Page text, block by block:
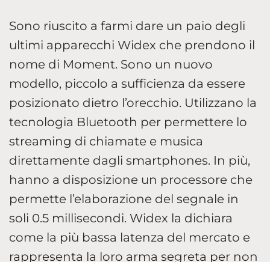
Sono riuscito a farmi dare un paio degli
ultimi apparecchi Widex che prendono il
nome di Moment. Sono un nuovo
modello, piccolo a sufficienza da essere
posizionato dietro l’orecchio. Utilizzano la
tecnologia Bluetooth per permettere lo
streaming di chiamate e musica
direttamente dagli smartphones. In più,
hanno a disposizione un processore che
permette l’elaborazione del segnale in
soli 0.5 millisecondi. Widex la dichiara
come la più bassa latenza del mercato e
rappresenta la loro arma segreta per non